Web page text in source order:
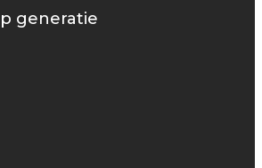
generatie